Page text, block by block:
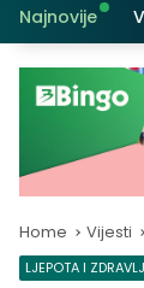
Najnovije
Home Vijesti
LJEPOTA I